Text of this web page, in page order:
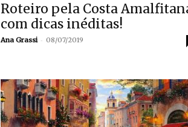
Roteiro pela Costa
com dicas inéditas!
Ana Grassi - 08/07/2019